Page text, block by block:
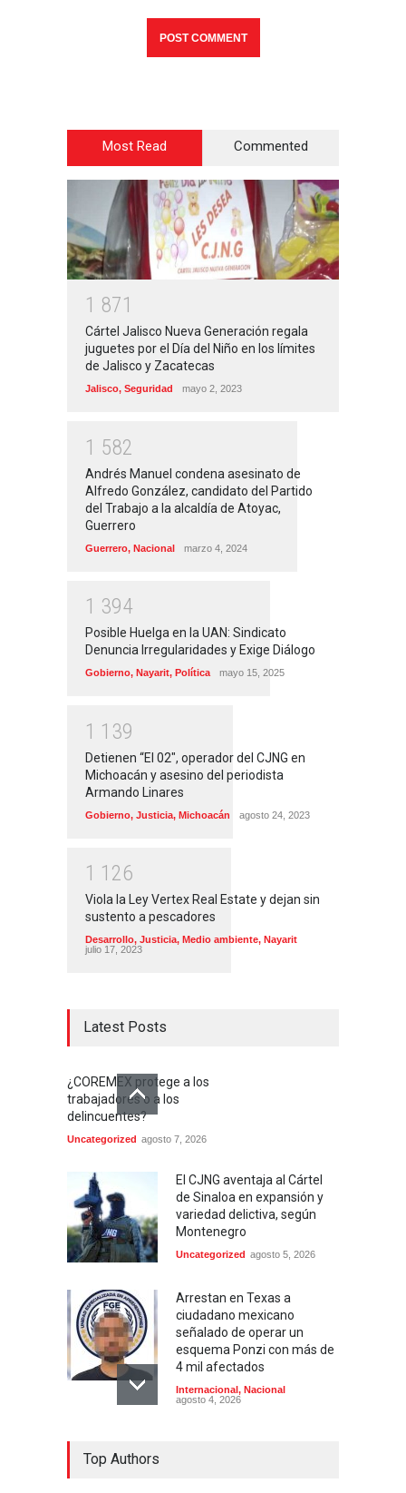
Most Read Commented
1 871
Cártel Jalisco Nueva Generación regala
juguetes por el Día del Niño en los límites
de Jalisco y Zacatecas
Jalisco, Seguridad mayo 2, 2023
1 582
Andrés Manuel condena asesinato de
Alfredo González, candidato del Partido
del Trabajo a la alcaldía de Atoyac,
Guerrero
Guerrero, Nacional marzo 4, 2024
1 394
Posible Huelga en la UAN: Sindicato
Denuncia Irregularidades y Exige Diálogo
Gobierno, Nayarit, Política mayo 15, 2025
1 1 39
Detienen “El 02″, operador del CJNG en
Michoacán y asesino del periodista
Armando Linares
Gobierno, Justicia, Michoacán agosto 24, 2023
1 1 26
Viola la Ley Vertex Real Estate y dejan sin
sustento a pescadores
Desarrollo, Justicia, Medio ambiente, Nayarit
julio 17, 2023
Latest Posts
¿COREMEX protege a los
trabajadores o a los
delincuentes?
Uncategorized agosto 7, 2026
El CJNG aventaja al Cártel
de Sinaloa en expansión y
variedad delictiva, según
Montenegro
Uncategorized agosto 5, 2026
Arrestan en Texas a
ciudadano mexicano
señalado de operar un
esquema Ponzi con más de
4 mil afectados
Internacional, Nacional
agosto 4, 2026
Top Authors